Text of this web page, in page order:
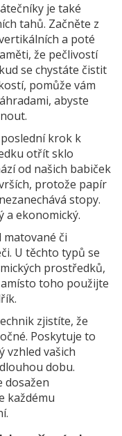
je také
tahů. Začněte z
a poté
že pečlivostí
se chystáte čistit
pomůže vám
abyste
krok k
otřít sklo
od našich babiček
protože papír
stopy.
a ekonomický.
či
U těchto typů se
prostředků,
toho použijte
zjistíte, že
Poskytuje to
vzhled vašich
dobu.
dosažen
každému